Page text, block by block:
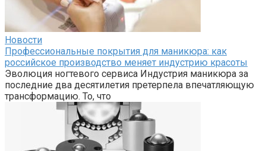
Новости
Профессиональные покрытия для маникюра: как
российское производство меняет индустрию красоты
Эволюция ногтевого сервиса Индустрия маникюра за
последние два десятилетия претерпела впечатляющую
трансформацию. То, что